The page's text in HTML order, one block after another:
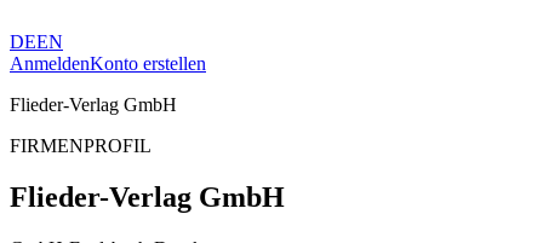
DEEN
AnmeldenKonto erstellen
Flieder-Verlag GmbH
FIRMENPROFIL
Flieder-Verlag GmbH